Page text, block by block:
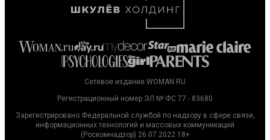
Сетевое издание WOMAN.RU
Регистрационный номер ЭЛ № ФС 77 - 83680
Зарегистрировано Федеральной службой по надзору в сфере связи,
информационных технологий и массовых коммуникаций
(Роскомнадзор) 26.07.2022 18+